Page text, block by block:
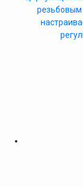
резьбовым